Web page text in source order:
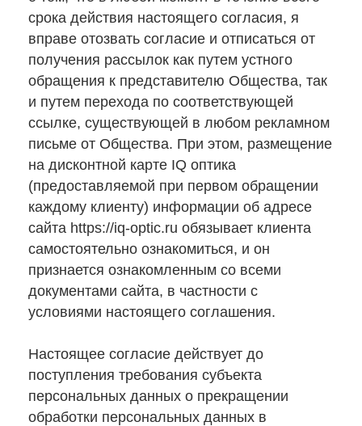
срока действия настоящего согласия, я
вправе отозвать согласие и отписаться от
получения рассылок как путем устного
обращения к представителю Общества, так
и путем перехода по соответствующей
ссылке, существующей в любом рекламном
письме от Общества. При этом, размещение
на дисконтной карте IQ оптика
(предоставляемой при первом обращении
каждому клиенту) информации об адресе
сайта https://iq-optic.ru обязывает клиента
самостоятельно ознакомиться, и он
признается ознакомленным со всеми
документами сайта, в частности с
условиями настоящего соглашения.
Настоящее согласие действует до
поступления требования субъекта
персональных данных о прекращении
обработки персональных данных в